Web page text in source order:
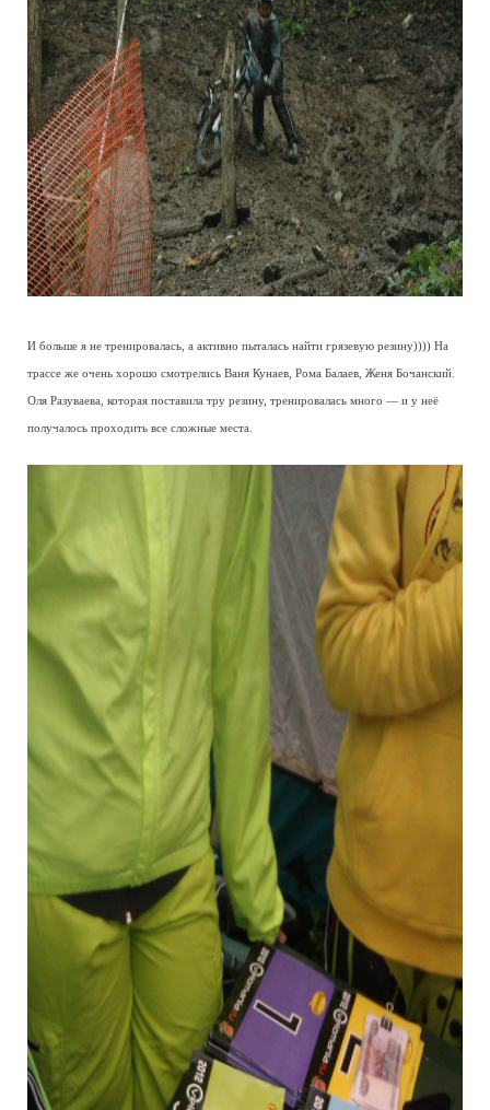
И больше я не тренировалась, а активно пыталась найти грязевую резину)))) На
трассе же очень хорошо смотрелись Ваня Кунаев, Рома Балаев, Женя Бочанский.
Оля Разуваева, которая поставила тру резину, тренировалась много — и у неё
получалось проходить все сложные места.